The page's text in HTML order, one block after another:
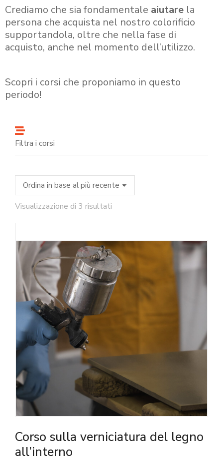
Crediamo che sia fondamentale aiutare la
persona che acquista nel nostro colorificio
supportandola, oltre che nella fase di
acquisto, anche nel momento dell’utilizzo.
Scopri i corsi che proponiamo in questo
periodo!
Filtra i corsi
Visualizzazione di 3 risultati
Corso sulla verniciatura del legno
all’interno